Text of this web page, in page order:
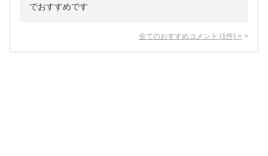
でおすすめです
全てのおすすめコメント (1 件) >